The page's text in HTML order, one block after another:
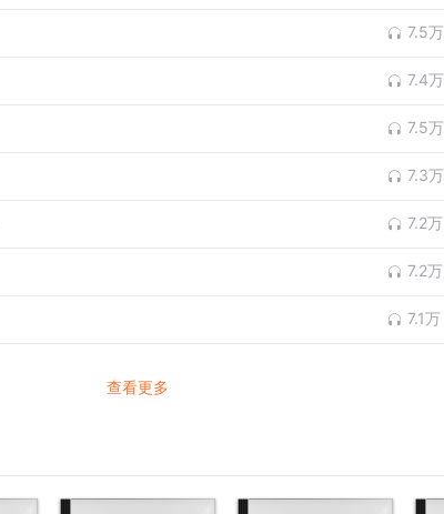
7.5万
7.4万
7.5万
7.3万
7.2万
7.2万
7.1万
查看更多